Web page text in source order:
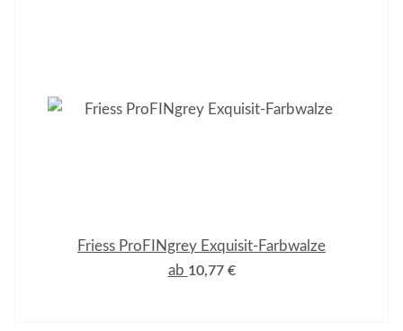
Friess ProFINgrey Exquisit-Farbwalze
ab 10,77 €